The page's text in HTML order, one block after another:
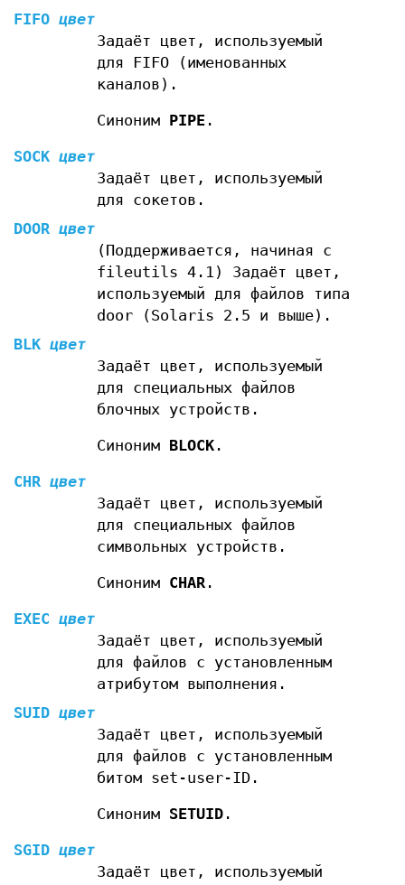
FIFO цвет
Задаёт цвет, используемый
для FIFO (именованных
каналов).
Синоним PIPE.
SOCK цвет
Задаёт цвет, используемый
для сокетов.
DOOR цвет
(Поддерживается, начиная с
fileutils 4.1) Задаёт цвет,
используемый для файлов типа
door (Solaris 2.5 и выше).
BLK цвет
Задаёт цвет, используемый
для специальных файлов
блочных устройств.
Синоним BLOCK.
CHR цвет
Задаёт цвет, используемый
для специальных файлов
символьных устройств.
Синоним CHAR.
EXEC цвет
Задаёт цвет, используемый
для файлов с установленным
атрибутом выполнения.
SUID цвет
Задаёт цвет, используемый
для файлов с установленным
битом set-user-ID.
Синоним SETUID.
SGID цвет
Задаёт цвет, используемый